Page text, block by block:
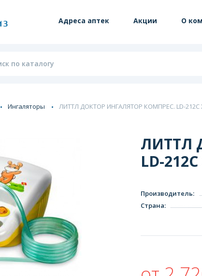
Адреса аптек Акции О
Ингаляторы ЛИТТЛ ДОКТОР ИНГАЛЯТОР КОМПРЕС. LD-212C
ЛИТТЛ
LD-
Производитель:
Страна: